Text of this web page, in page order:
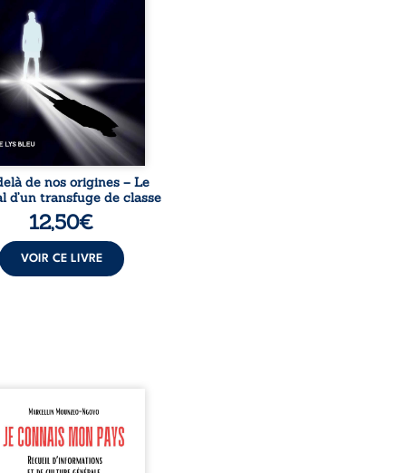
sociale. S’arracher à
exige pourtant un
Pris entre deux
l’homme réalise que
professionnels ne
guérissent ni ...
de nos origines – Le
d’un transfuge de classe
12,50€
VOIR CE LIVRE
mon pays se
comme une œuvre de
et d’éveil civique,
à raviver la mémoire
En retraçant les